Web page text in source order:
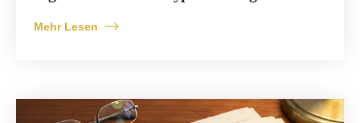
Mehr Lesen